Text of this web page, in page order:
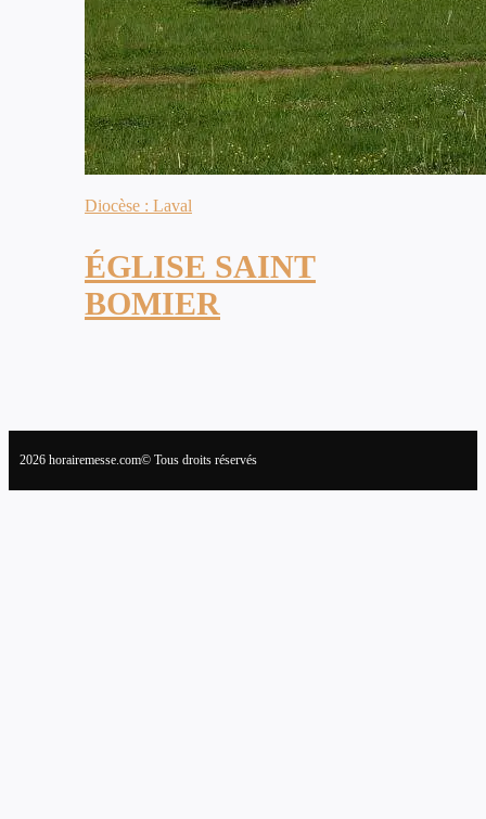
Diocèse : Laval
ÉGLISE SAINT
BOMIER
2026 horairemesse.com© Tous droits réservés